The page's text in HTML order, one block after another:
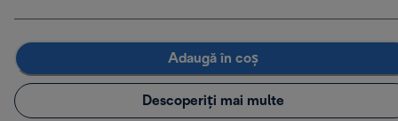
Adaugă în coș
Descoperiți mai multe